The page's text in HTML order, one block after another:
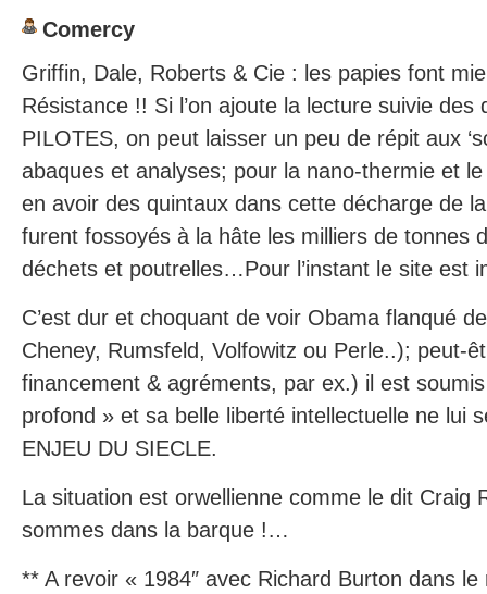
Comercy
Griffin, Dale, Roberts & Cie : les papies font
Résistance !! Si l’on ajoute la lecture suivie des
PILOTES, on peut laisser un peu de répit aux
abaques et analyses; pour la nano-thermie et
en avoir des quintaux dans cette décharge de
furent fossoyés à la hâte les milliers de tonnes
déchets et poutrelles…Pour l’instant le site est
C’est dur et choquant de voir Obama flanqué
Cheney, Rumsfeld, Volfowitz ou Perle..); peut-
financement & agréments, par ex.) il est
profond » et sa belle liberté intellectuelle ne lui
ENJEU DU SIECLE.
La situation est orwellienne comme le dit Craig
sommes dans la barque !…
** A revoir « 1984″ avec Richard Burton dans